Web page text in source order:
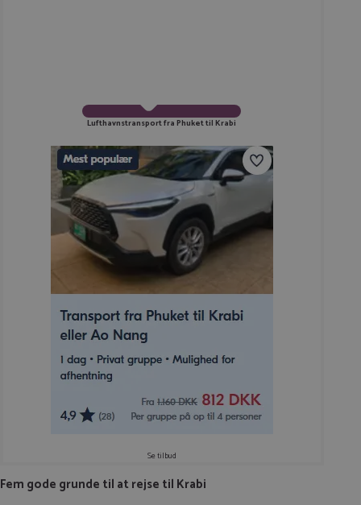
Lufthavnstransport fra Phuket til Krabi
Se tilbud
Fem gode grunde til at rejse til Krabi